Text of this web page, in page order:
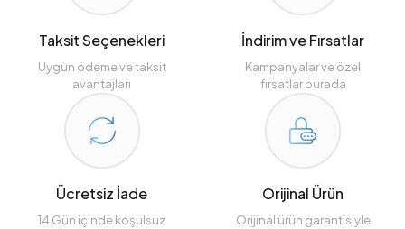
Taksit Seçenekleri
Uygun ödeme ve taksit
avantajları
İndirim ve Fırsatlar
Kampanyalar ve özel
fırsatlar burada
Ücretsiz İade
14 Gün içinde koşulsuz
Orijinal Ürün
Orijinal ürün garantisiyle